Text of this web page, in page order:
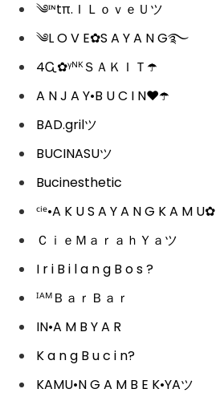
༄ᶦᶰtπ.ＩＬｏｖｅＵツ
༄L O V E✿S A Y A N G࿐
4Ꮹ✿ᵞᴺᴷＳＡＫＩＴ☂️
A N J A Y•B U C I N❤️☂️
BAD.grilツ
BUCINASUツ
Bucinesthetic
ᶜⁱᵉ•A K U S A Y A N G K A M U✿
ＣｉｅＭａｒａｈＹａツ
I r i B i l a n g B o s ?
ᴵᴬᴹＢａｒＢａｒ
IN•A M B Y A R
K a n g B u c i n?
KAMU•N G A M B E K•YAツ